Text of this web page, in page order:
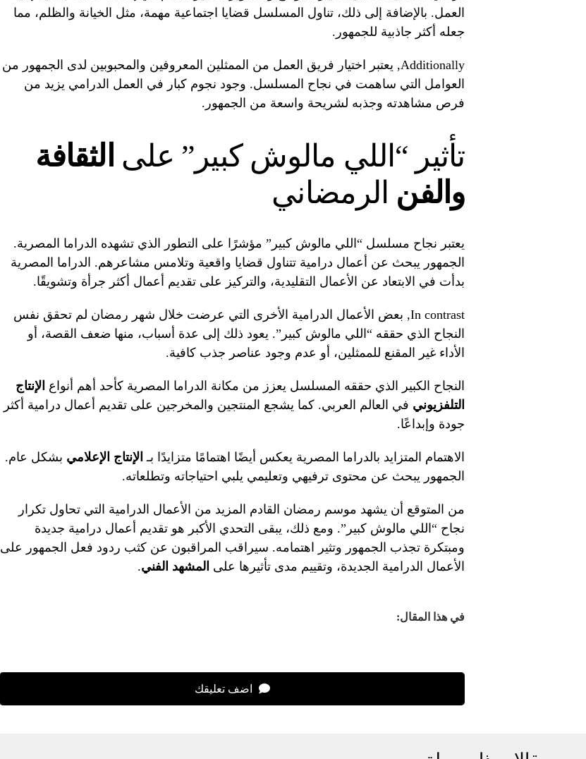
العمل. بالإضافة إلى ذلك، تناول المسلسل قضايا اجتماعية مهمة، مثل الخيانة والظلم، مما
جعله أكثر جاذبية للجمهور.
Additionally, يعتبر اختيار فريق العمل من الممثلين المعروفين والمحبوبين لدى الجمهور من
العوامل التي ساهمت في نجاح المسلسل. وجود نجوم كبار في العمل الدرامي يزيد من
فرص مشاهدته وجذبه لشريحة واسعة من الجمهور.
تأثير “اللي مالوش كبير” على الثقافة
والفن الرمضاني
يعتبر نجاح مسلسل “اللي مالوش كبير” مؤشرًا على التطور الذي تشهده الدراما المصرية.
الجمهور يبحث عن أعمال درامية تتناول قضايا واقعية وتلامس مشاعرهم. الدراما المصرية
بدأت في الابتعاد عن الأعمال التقليدية، والتركيز على تقديم أعمال أكثر جرأة وتشويقًا.
In contrast, بعض الأعمال الدرامية الأخرى التي عرضت خلال شهر رمضان لم تحقق نفس
النجاح الذي حققه “اللي مالوش كبير”. يعود ذلك إلى عدة أسباب، منها ضعف القصة، أو
الأداء غير المقنع للممثلين، أو عدم وجود عناصر جذب كافية.
النجاح الكبير الذي حققه المسلسل يعزز من مكانة الدراما المصرية كأحد أهم أنواع الإنتاج
التلفزيوني في العالم العربي. كما يشجع المنتجين والمخرجين على تقديم أعمال درامية أكثر
جودة وإبداعًا.
الاهتمام المتزايد بالدراما المصرية يعكس أيضًا اهتمامًا متزايدًا بـ الإنتاج الإعلامي بشكل عام.
الجمهور يبحث عن محتوى ترفيهي وتعليمي يلبي احتياجاته وتطلعاته.
من المتوقع أن يشهد موسم رمضان القادم المزيد من الأعمال الدرامية التي تحاول تكرار
نجاح “اللي مالوش كبير”. ومع ذلك، يبقى التحدي الأكبر هو تقديم أعمال درامية جديدة
ومبتكرة تجذب الجمهور وتثير اهتمامه. سيراقب المراقبون عن كثب ردود فعل الجمهور على
الأعمال الدرامية الجديدة، وتقييم مدى تأثيرها على المشهد الفني.
في هذا المقال:
اضف تعليقك